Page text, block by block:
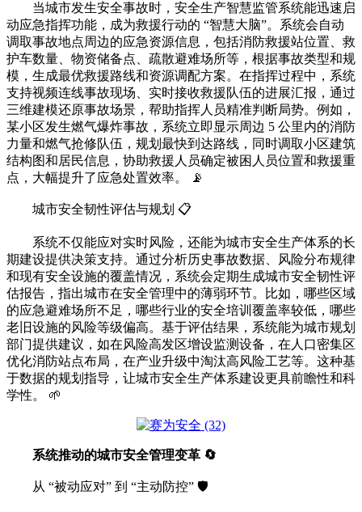
当城市发生安全事故时，安全生产智慧监管系统能迅速启
动应急指挥功能，成为救援行动的 “智慧大脑”。系统会自动
调取事故地点周边的应急资源信息，包括消防救援站位置、救
护车数量、物资储备点、疏散避难场所等，根据事故类型和规
模，生成最优救援路线和资源调配方案。在指挥过程中，系统
支持视频连线事故现场、实时接收救援队伍的进展汇报，通过
三维建模还原事故场景，帮助指挥人员精准判断局势。例如，
某小区发生燃气爆炸事故，系统立即显示周边 5 公里内的消防
力量和燃气抢修队伍，规划最快到达路线，同时调取小区建筑
结构图和居民信息，协助救援人员确定被困人员位置和救援重
点，大幅提升了应急处置效率。 📡
城市安全韧性评估与规划 📋
系统不仅能应对实时风险，还能为城市安全生产体系的长
期建设提供决策支持。通过分析历史事故数据、风险分布规律
和现有安全设施的覆盖情况，系统会定期生成城市安全韧性评
估报告，指出城市在安全管理中的薄弱环节。比如，哪些区域
的应急避难场所不足，哪些行业的安全培训覆盖率较低，哪些
老旧设施的风险等级偏高。基于评估结果，系统能为城市规划
部门提供建议，如在风险高发区增设监测设备，在人口密集区
优化消防站点布局，在产业升级中淘汰高风险工艺等。这种基
于数据的规划指导，让城市安全生产体系建设更具前瞻性和科
学性。 🌱
系统推动的城市安全管理变革 🔄
从 “被动应对” 到 “主动防控” 🛡️